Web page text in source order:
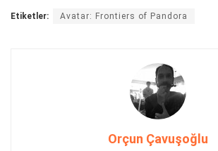
Etiketler: Avatar: Frontiers of Pandora
Orçun Çavuşoğlu